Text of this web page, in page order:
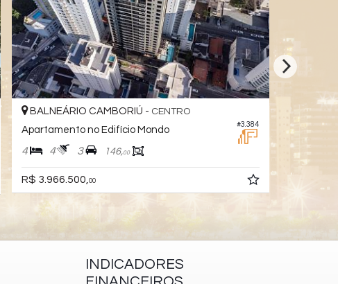
#3.384
BALNEÁRIO CAMBORIÚ -CENTRO
Apartamento no Edifício Mondo
4 3 146, 00
R$ 3.966.500,00
Apartamento
5
INDICADORES